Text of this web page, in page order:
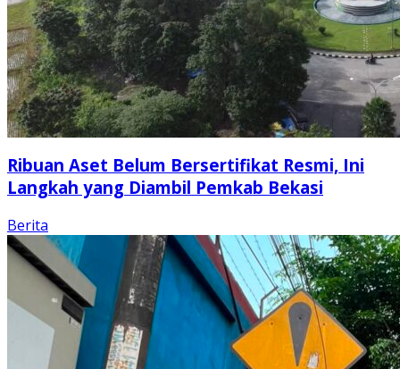
Ribuan Aset Belum Bersertifikat Resmi, Ini
Langkah yang Diambil Pemkab Bekasi
Berita